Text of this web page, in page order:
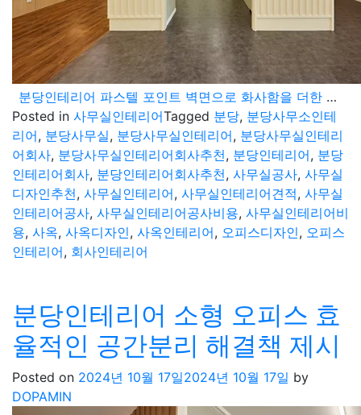
분당인테리어 파스텔 포인트 벽면으로 화사함을 더한 오피스 디자인 소개
Posted in 사무실인테리어Tagged 분당, 분당사무소인테
리어, 분당사무실, 분당사무실인테리어, 분당사무실인테리
어회사, 분당사무실인테리어회사추천, 분당인테리어, 분당
인테리어회사, 분당인테리어회사추천, 사무실공사, 사무실
디자인추천, 사무실인테리어, 사무실인테리어견적, 사무실
인테리어공사, 사무실인테리어공사비용, 사무실인테리어비
용, 사옥, 사옥디자인, 사옥인테리어, 오피스디자인, 오피스
인테리어, 회사인테리어
분당인테리어 소형 오피스 효
율적인 공간분리 해결책 제시
Posted on 2024년 10월 17일2024년 10월 17일 by
DOPAMIN